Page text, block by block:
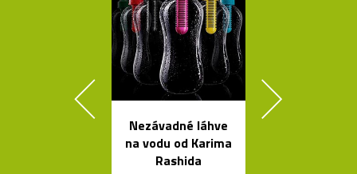
Nezávadné láhve
na vodu od Karima
Rashida